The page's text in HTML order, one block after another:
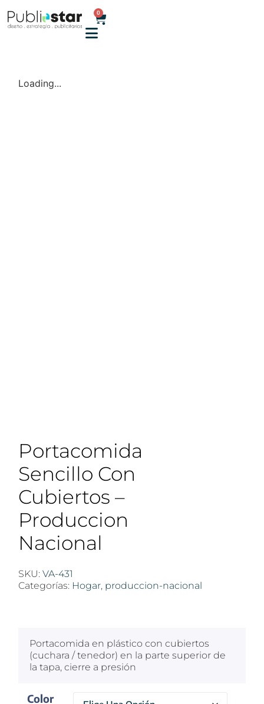
0
Loading...
Portacomida
Sencillo Con
Cubiertos –
Produccion
Nacional
SKU: VA-431
Categorías: Hogar, produccion-nacional
Portacomida en plástico con cubiertos
(cuchara / tenedor) en la parte superior de
la tapa, cierre a presión
Color